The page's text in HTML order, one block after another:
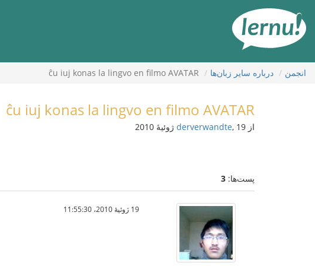
محتوا
انجمن درباره ساير زبان‌ها ĉu iuj konas la lingvo en filmo AVATAR
ĉu iuj konas la lingvo en filmo AVATAR
از derverwandte, 19 ژوئیهٔ 2010
پست‌ها: 3
19 ژوئیهٔ 2010،‏ 11:55:30